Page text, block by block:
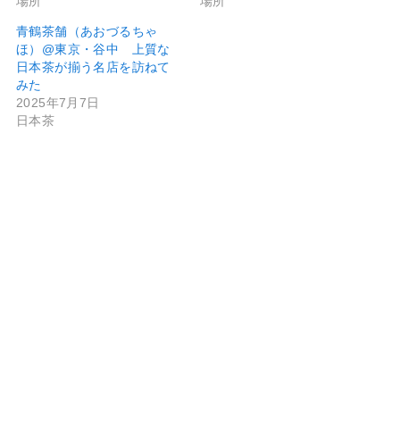
青鶴茶舗（あおづるちゃ
ほ）@東京・谷中 上質な
日本茶が揃う名店を訪ねて
みた
2025年7月7日
日本茶